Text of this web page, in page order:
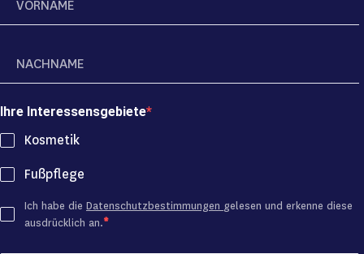
Ihre Interessensgebiete
Kosmetik
Fußpflege
Ich habe die Datenschutzbestimmungen gelesen und erkenne diese
ausdrücklich an.